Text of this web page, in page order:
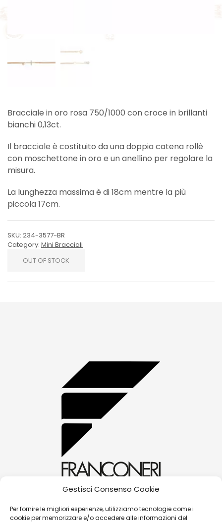
Gestisci Consenso Cookie
Per fornire le migliori esperienze, utilizziamo tecnologie come i
cookie per memorizzare e/o accedere alle informazioni del
Bracciale in oro rosa 750/1000 con croce in brillanti
bianchi 0,13ct.
Il bracciale è costituito da una doppia catena rollè
con moschettone in oro e un anellino per regolare la
misura.
La lunghezza massima è di 18cm mentre la più
piccola 17cm.
SKU: 234-3577-BR
Category: Mini Bracciali
OUT OF STOCK
(+39) 0572 70087